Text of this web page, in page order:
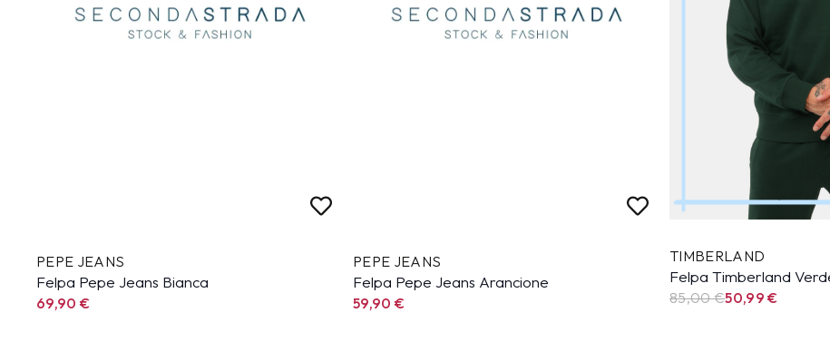
PEPE JEANS
Felpa Pepe Jeans Bianca
69,90€
PEPE JEANS
Felpa Pepe Jeans Arancione
59,90€
TIMBERLAND
Felpa Timberland
85,00 €50,99€